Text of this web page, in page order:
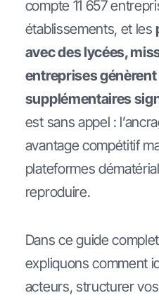
compte 11 657
établissements, et les
avec des lycées,
entreprises
supplémentaires
est sans appel :
avantage compétitif
plateformes
reproduire.
Dans ce guide
expliquons comment
acteurs, structurer